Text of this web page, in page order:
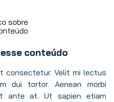
conteúdo
consectetur. Velit mi lectus
dui tortor. Aenean morbi
ante at. Ut sapien etiam